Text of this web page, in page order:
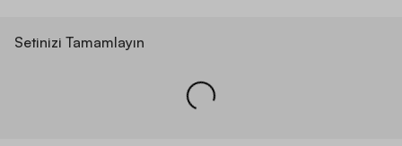
Setinizi Tamamlayın